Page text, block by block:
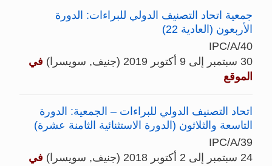
جمعية اتحاد التصنيف الدولي للبراءات: الدورة
الأربعون (العادية 22)
IPC/A/40
30 سبتمبر إلى 9 أكتوبر 2019 (جنيف, سويسرا)
في
الموقع
اتحاد التصنيف الدولي للبراءات – الجمعية: الدورة
التاسعة والثلاثون (الدورة الاستثنائية الثامنة عشرة)
IPC/A/39
24 سبتمبر إلى 2 أكتوبر 2018 (جنيف, سويسرا)
في